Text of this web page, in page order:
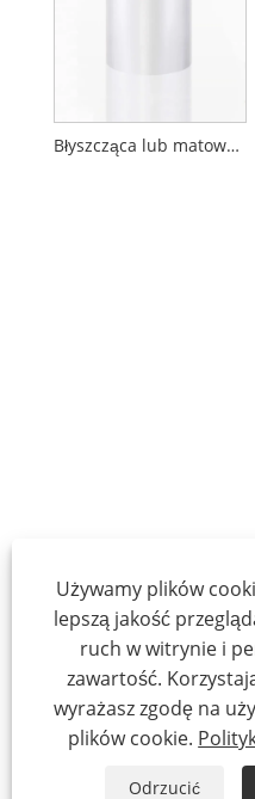
Błyszcząca lub matowa folia do laminowania na zimno BOPP
Używamy plików
lepszą jakość
ruch w witrynie i
zawartość.
wyrażasz zgodę na
plików cookie.
Odrzucić